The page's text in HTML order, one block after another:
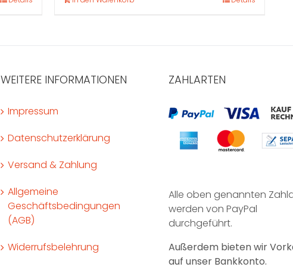
WEITERE INFORMATIONEN
Impressum
Datenschutzerklärung
Versand & Zahlung
Allgemeine
Geschäftsbedingungen
(AGB)
Widerrufsbelehrung
ZAHLARTEN
Alle oben genannten
werden von PayPal
durchgeführt.
Außerdem bieten wir
auf unser Bankkonto.